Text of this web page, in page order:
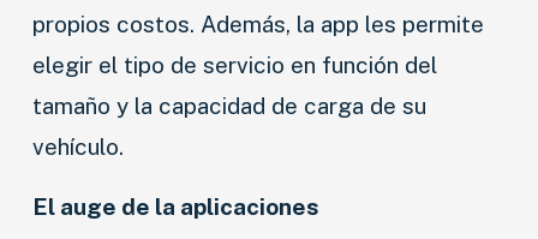
propios costos. Además, la app les permite
elegir el tipo de servicio en función del
tamaño y la capacidad de carga de su
vehículo.
El auge de la aplicaciones